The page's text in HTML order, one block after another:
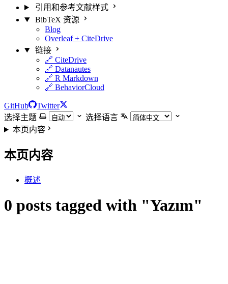
引用和参考文献样式
BibTeX 资源
Blog
Overleaf + CiteDrive
链接
🔗 CiteDrive
🔗 Datanautes
🔗 R Markdown
🔗 BehaviorCloud
GitHub
Twitter
选择主题
选择语言
本页内容
本页内容
概述
0 posts tagged with "Yazım"